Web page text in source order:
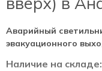
Аварийный
эвакуационного
Наличие на складе: